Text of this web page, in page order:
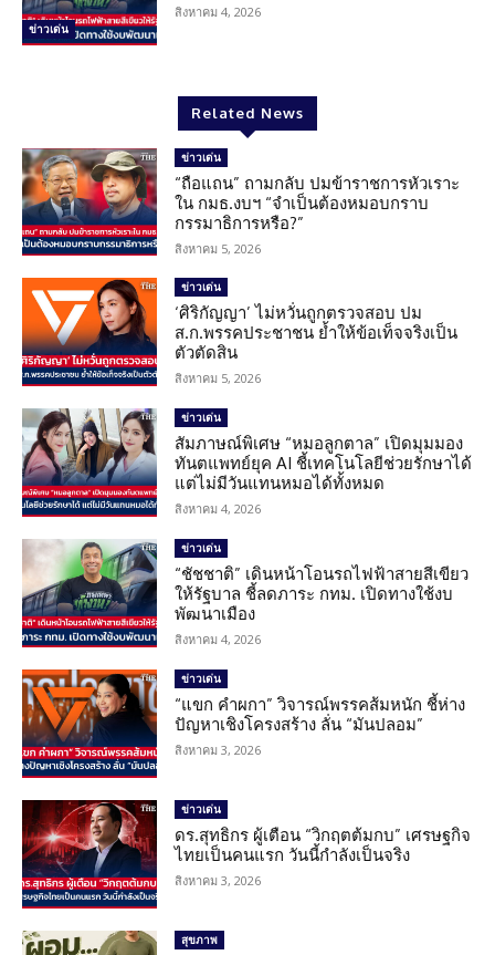
ข่าวเด่น
สิงหาคม 4, 2026
Related News
ข่าวเด่น
“ถือแถน” ถามกลับ ปมข้าราชการหัวเราะ
ใน กมธ.งบฯ “จำเป็นต้องหมอบกราบ
กรรมาธิการหรือ?”
สิงหาคม 5, 2026
ข่าวเด่น
‘ศิริกัญญา’ ไม่หวั่นถูกตรวจสอบ ปม
ส.ก.พรรคประชาชน ย้ำให้ข้อเท็จจริงเป็น
ตัวตัดสิน
สิงหาคม 5, 2026
ข่าวเด่น
สัมภาษณ์พิเศษ “หมอลูกตาล” เปิดมุมมอง
ทันตแพทย์ยุค AI ชี้เทคโนโลยีช่วยรักษาได้
แต่ไม่มีวันแทนหมอได้ทั้งหมด
สิงหาคม 4, 2026
ข่าวเด่น
“ชัชชาติ” เดินหน้าโอนรถไฟฟ้าสายสีเขียว
ให้รัฐบาล ชี้ลดภาระ กทม. เปิดทางใช้งบ
พัฒนาเมือง
สิงหาคม 4, 2026
ข่าวเด่น
“แขก คำผกา” วิจารณ์พรรคส้มหนัก ชี้ห่าง
ปัญหาเชิงโครงสร้าง ลั่น “มันปลอม”
สิงหาคม 3, 2026
ข่าวเด่น
ดร.สุทธิกร ผู้เตือน “วิกฤตต้มกบ” เศรษฐกิจ
ไทยเป็นคนแรก วันนี้กำลังเป็นจริง
สิงหาคม 3, 2026
สุขภาพ